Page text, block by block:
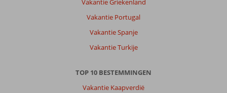
Vakantie Griekenland
Vakantie Portugal
Vakantie Spanje
Vakantie Turkije
TOP 10 BESTEMMINGEN
Vakantie Kaapverdië